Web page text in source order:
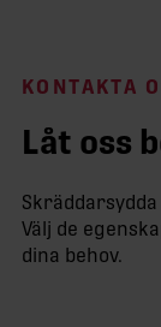
KONTAKTA
Låt oss
Välj de
dina behov.